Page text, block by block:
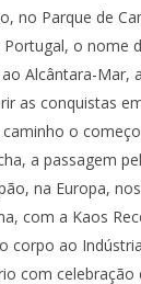
no Parque de
o nome
Alcântara-Mar,
as conquistas
o
a passagem
na Europa,
com a Kaos
corpo ao
com